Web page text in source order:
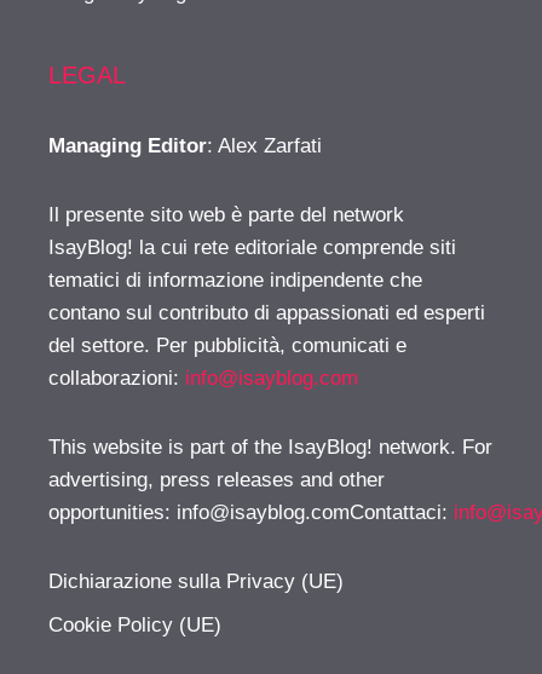
LEGAL
Managing Editor: Alex Zarfati
Il presente sito web è parte del network
IsayBlog! la cui rete editoriale comprende siti
tematici di informazione indipendente che
contano sul contributo di appassionati ed esperti
del settore. Per pubblicità, comunicati e
collaborazioni: info@isayblog.com
This website is part of the IsayBlog! network. For
advertising, press releases and other
opportunities: info@isayblog.comContattaci:
Dichiarazione sulla Privacy (UE)
Cookie Policy (UE)